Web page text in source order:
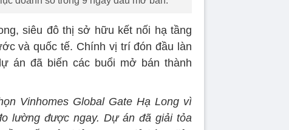
siêu đô thị sở hữu kết nối hạ tầng
và quốc tế. Chính vị trí đón đầu làn
án đã biến các buổi mở bán thành
Vinhomes Global Gate Hạ Long vì
lường được ngay. Dự án đã giải tỏa